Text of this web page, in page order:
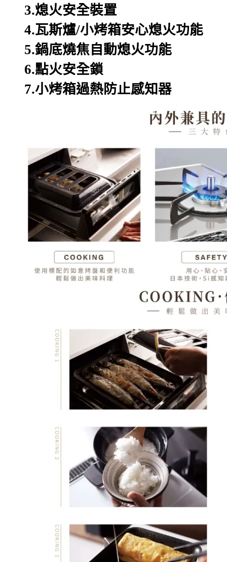
3.熄火安全裝置
4.瓦斯爐/小烤箱安心熄火功能
5.鍋底燒焦自動熄火功能
6.點火安全鎖
7.小烤箱過熱防止感知器